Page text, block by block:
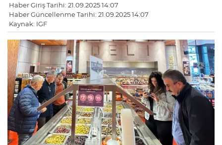
Haber Giriş Tarihi: 21.09.2025 14:07
Haber Güncellenme Tarihi: 21.09.2025 14:07
Kaynak: IGF